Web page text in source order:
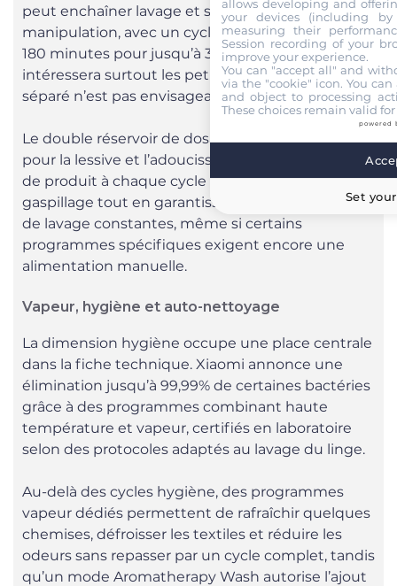
peut enchaîner lavage et séchage sans
manipulation, avec un cycle complet annoncé à
180 minutes pour jusqu’à 3 kg de linge, ce qui
intéressera surtout les petits espaces où un duo
séparé n’est pas envisageable.
Le double réservoir de dosage automatique –
pour la lessive et l’adoucissant – ajuste la quantité
de produit à chaque cycle afin de limiter le
gaspillage tout en garantissant des performances
de lavage constantes, même si certains
programmes spécifiques exigent encore une
alimentation manuelle.
Vapeur, hygiène et auto-nettoyage
La dimension hygiène occupe une place centrale
dans la fiche technique. Xiaomi annonce une
élimination jusqu’à 99,99% de certaines bactéries
grâce à des programmes combinant haute
température et vapeur, certifiés en laboratoire
selon des protocoles adaptés au lavage du linge.
Au-delà des cycles hygiène, des programmes
vapeur dédiés permettent de rafraîchir quelques
chemises, défroisser les textiles et réduire les
odeurs sans repasser par un cycle complet, tandis
qu’un mode Aromatherapy Wash autorise l’ajout
allows developing and
your devices (including
measuring their
Session recording of your
improve your experience.
You can "accept all" and
via the "cookie" icon. You
and object to processing
These choices remain valid
powered
Set